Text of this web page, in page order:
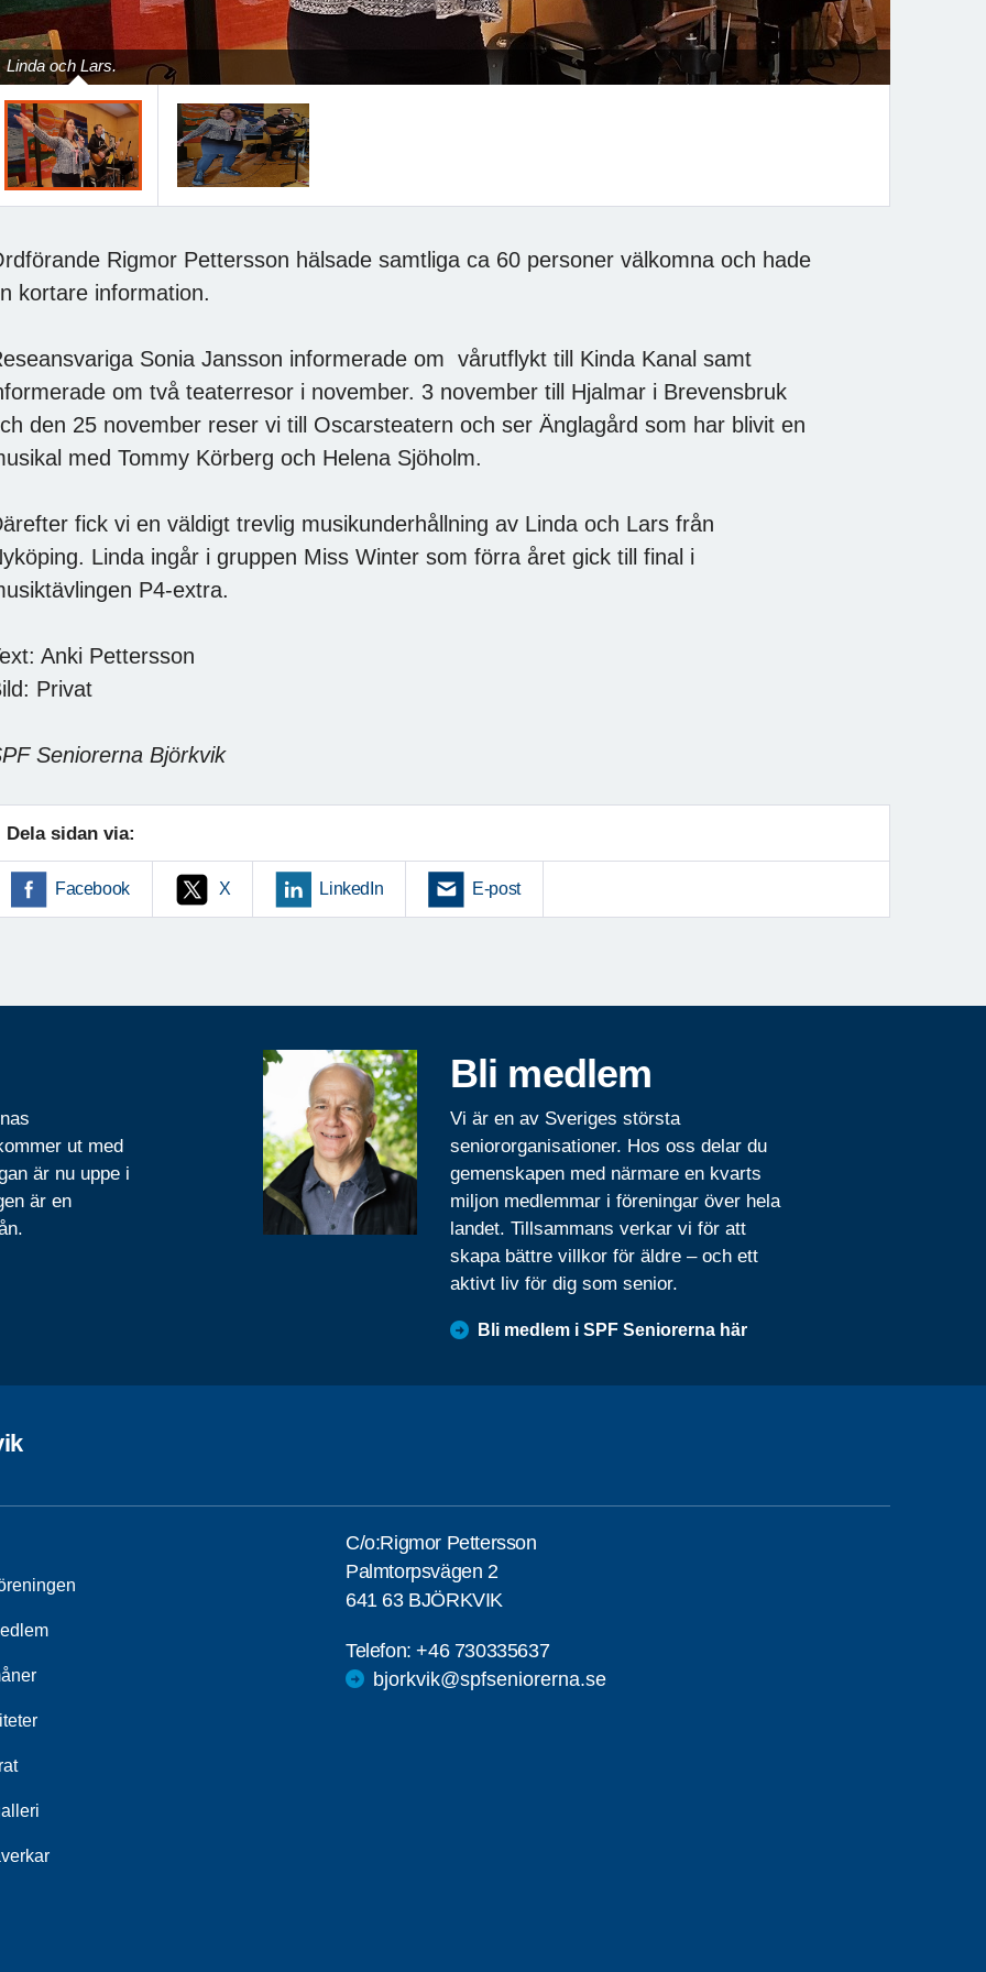
Linda och Lars.
Rigmor Pettersson hälsade samtliga ca 60 personer välkomna och hade
kortare information.
Sonia Jansson informerade om vårutflykt till Kinda Kanal samt
om två teaterresor i november. 3 november till Hjalmar i Brevensbruk
den 25 november reser vi till Oscarsteatern och ser Änglagård som har blivit en
med Tommy Körberg och Helena Sjöholm.
fick vi en väldigt trevlig musikunderhållning av Linda och Lars från
Linda ingår i gruppen Miss Winter som förra året gick till final i
P4-extra.
Anki Pettersson
Privat
Seniorerna Björkvik
Dela sidan via:
Facebook X LinkedIn E-post
ut med
är nu uppe i
är en
Bli medlem
Vi är en av Sveriges största
seniororganisationer. Hos oss delar du
gemenskapen med närmare en kvarts
miljon medlemmar i föreningar över hela
landet. Tillsammans verkar vi för att
skapa bättre villkor för äldre – och ett
aktivt liv för dig som senior.
Bli medlem i SPF Seniorerna här
C/o:Rigmor Pettersson
Palmtorpsvägen 2
641 63 BJÖRKVIK
Telefon:+46 730335637
bjorkvik@spfseniorerna.se